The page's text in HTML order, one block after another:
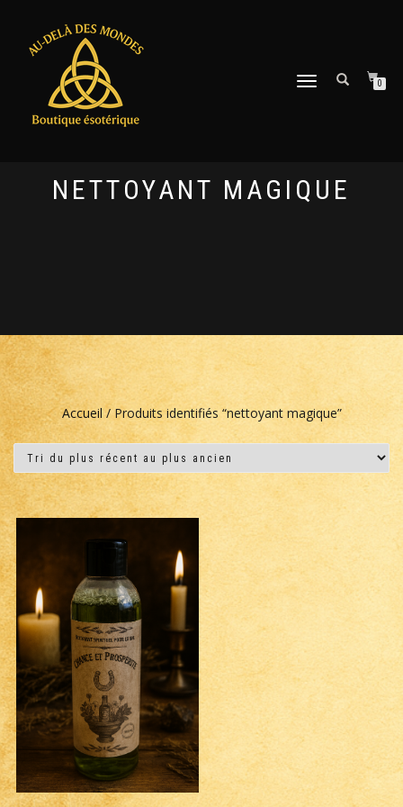
DÉPLIER
0
NETTOYANT MAGIQUE
Accueil/ Produits identifiés “nettoyant magique”